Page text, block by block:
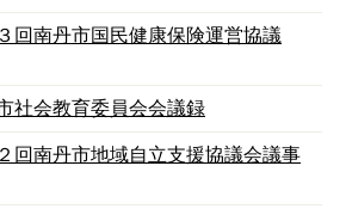
南丹市国民健康保険運営協議
社会教育委員会会議録
南丹市地域自立支援協議会議事